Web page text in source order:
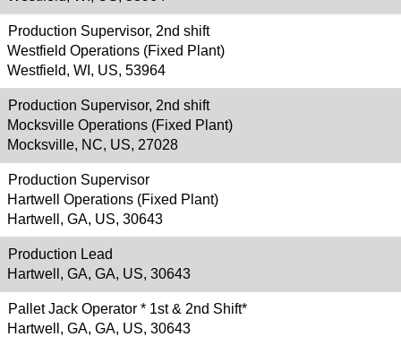
Production Supervisor, 2nd shift
Westfield Operations (Fixed Plant)
Westfield, WI, US, 53964
Production Supervisor, 2nd shift
Mocksville Operations (Fixed Plant)
Mocksville, NC, US, 27028
Production Supervisor
Hartwell Operations (Fixed Plant)
Hartwell, GA, US, 30643
Production Lead
Hartwell, GA, GA, US, 30643
Pallet Jack Operator * 1st & 2nd Shift*
Hartwell, GA, GA, US, 30643